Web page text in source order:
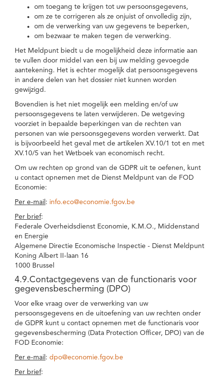
om toegang te krijgen tot uw persoonsgegevens,
om ze te corrigeren als ze onjuist of onvolledig zijn,
om de verwerking van uw gegevens te beperken,
om bezwaar te maken tegen de verwerking.
Het Meldpunt biedt u de mogelijkheid deze informatie aan
te vullen door middel van een bij uw melding gevoegde
aantekening. Het is echter mogelijk dat persoonsgegevens
in andere delen van het dossier niet kunnen worden
gewijzigd.
Bovendien is het niet mogelijk een melding en/of uw
persoonsgegevens te laten verwijderen. De wetgeving
voorziet in bepaalde beperkingen van de rechten van
personen van wie persoonsgegevens worden verwerkt. Dat
is bijvoorbeeld het geval met de artikelen XV.10/1 tot en met
XV.10/5 van het Wetboek van economisch recht.
Om uw rechten op grond van de GDPR uit te oefenen, kunt
u contact opnemen met de Dienst Meldpunt van de FOD
Economie:
Per e-mail : info.eco@economie.fgov.be
Per brief:
Federale Overheidsdienst Economie, K.M.O., Middenstand
en Energie
Algemene Directie Economische Inspectie - Dienst Meldpunt
Koning Albert II-laan 16
1000 Brussel
4.9.Contactgegevens van de functionaris voor
gegevensbescherming (DPO)
Voor elke vraag over de verwerking van uw
persoonsgegevens en de uitoefening van uw rechten onder
de GDPR kunt u contact opnemen met de functionaris voor
gegevensbescherming (Data Protection Officer, DPO) van de
FOD Economie:
Per e-mail : dpo@economie.fgov.be
Per brief: